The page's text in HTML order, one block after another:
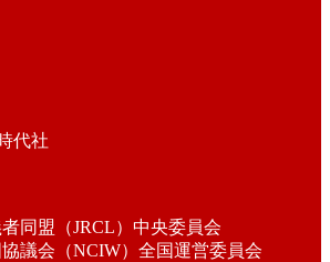
代社
同盟（JRCL）中央委員会
議会（NCIW）全国運営委員会